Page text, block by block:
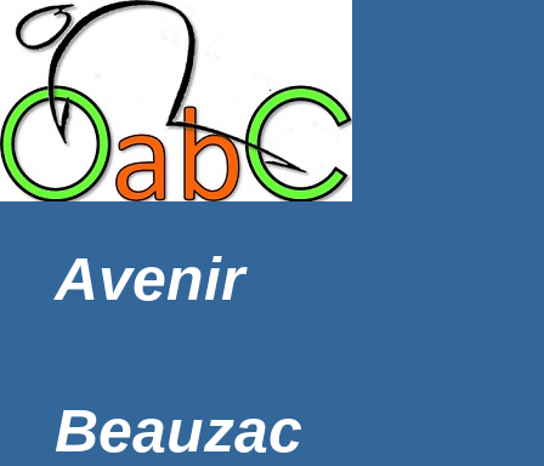
Avenir
Beauzac